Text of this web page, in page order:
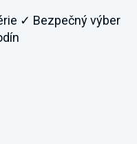
✓ Bezpečný výber